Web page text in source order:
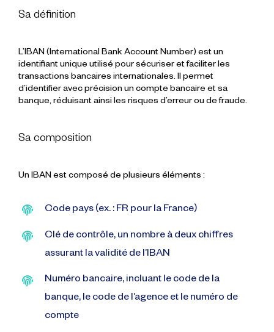
Sa définition
L’IBAN (International Bank Account Number) est un
identifiant unique utilisé pour sécuriser et faciliter les
transactions bancaires internationales. Il permet
d’identifier avec précision un compte bancaire et sa
banque, réduisant ainsi les risques d’erreur ou de fraude.
Sa composition
Un IBAN est composé de plusieurs éléments :
Code pays (ex. : FR pour la France)
Clé de contrôle, un nombre à deux chiffres
assurant la validité de l’IBAN
Numéro bancaire, incluant le code de la
banque, le code de l’agence et le numéro de
compte